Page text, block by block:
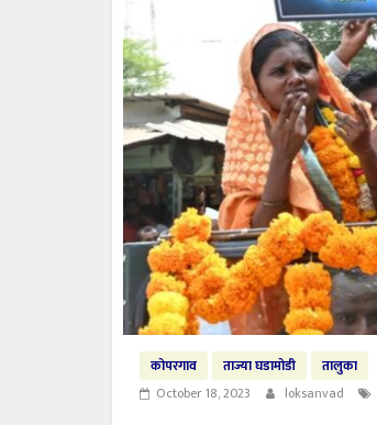
कोपरगाव ताज्या घडामोडी
तालुका
October 18, 2023
loksanvad